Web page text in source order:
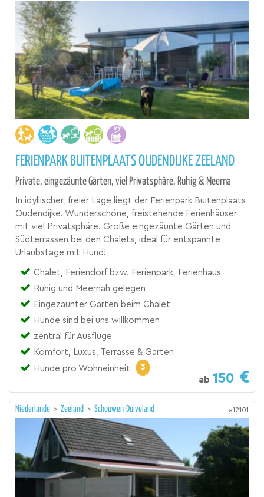
FERIENPARK BUITENPLAATS OUDENDIJKE ZEELAND
Private, eingezäunte Gärten, viel Privatsphäre. Ruhig & Meerna
In idyllischer, freier Lage liegt der Ferienpark Buitenplaats
Oudendijke. Wunderschöne, freistehende Ferienhäuser
mit viel Privatsphäre. Große eingezäunte Gärten und
Südterrassen bei den Chalets, ideal für entspannte
Urlaubstage mit Hund!
Chalet, Feriendorf bzw. Ferienpark, Ferienhaus
Ruhig und Meernah gelegen
Eingezäunter Garten beim Chalet
Hunde sind bei uns willkommen
zentral für Ausflüge
Komfort, Luxus, Terrasse & Garten
Hunde pro Wohneinheit
3
ab 150
Niederlande > Zeeland > Schouwen-Duiveland a12101